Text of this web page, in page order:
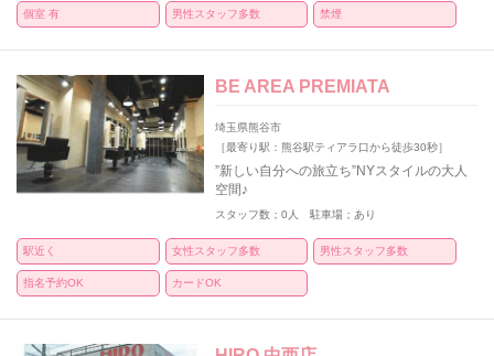
個室 有 男性スタッフ多数 禁煙
BE AREA PREMIATA
埼玉県熊谷市
［最寄り駅：熊谷駅ティアラ口から徒歩30秒］
”新しい自分への旅立ち”NYスタイルの大人
空間♪
スタッフ数；0人 駐車場；あり
駅近く 女性スタッフ多数 男性スタッフ多数
指名予約OK カードOK